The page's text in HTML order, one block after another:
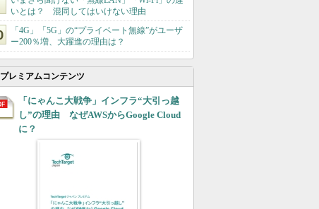
いとは？ 混同してはいけない理由
「4G」「5G」の“プライベート無線”がユーザ
ー200％増、大躍進の理由は？
プレミアムコンテンツ
「にゃんこ大戦争」インフラ“大引っ越
し”の理由 なぜAWSからGoogle Cloud
に？